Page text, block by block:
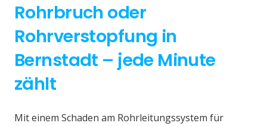
Rohrbruch oder
Rohrverstopfung in
Bernstadt – jede Minute
zählt
Mit einem Schaden am Rohrleitungssystem für